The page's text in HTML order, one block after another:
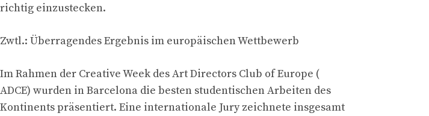
richtig einzustecken.
Zwtl.: Überragendes Ergebnis im europäischen Wettbewerb
Im Rahmen der Creative Week des Art Directors Club of Europe (
ADCE) wurden in Barcelona die besten studentischen Arbeiten des
Kontinents präsentiert. Eine internationale Jury zeichnete insgesamt